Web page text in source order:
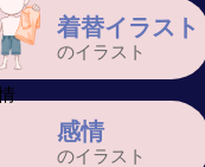
着替イラスト
のイラスト
感情
のイラスト